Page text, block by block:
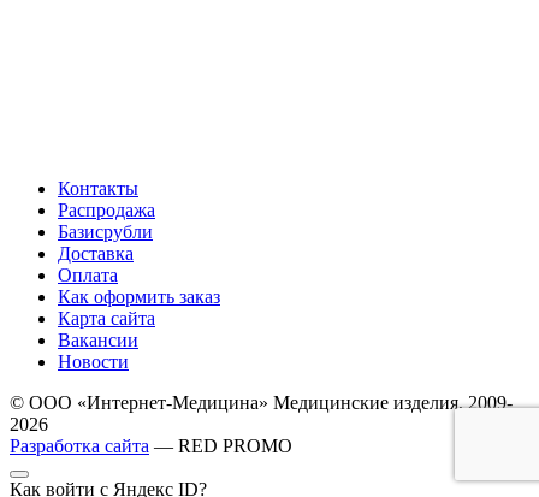
Контакты
Распродажа
Базисрубли
Доставка
Оплата
Как оформить заказ
Карта сайта
Вакансии
Новости
© ООО «Интернет-Медицина» Медицинские изделия, 2009-
2026
Разработка сайта — RED PROMO
Как войти с Яндекс ID?